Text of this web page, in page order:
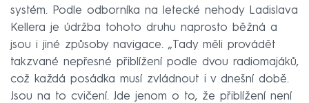
systém. Podle odborníka na letecké nehody Ladislava
Kellera je údržba tohoto druhu naprosto běžná a
jsou i jiné způsoby navigace. „Tady měli provádět
takzvané nepřesné přiblížení podle dvou radiomajáků,
což každá posádka musí zvládnout i v dnešní době.
Jsou na to cvičení. Jde jenom o to, že přiblížení není